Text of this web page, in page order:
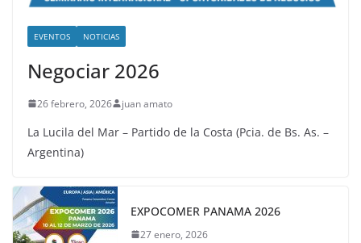
EVENTOS NOTICIAS
Negociar 2026
26 febrero, 2026 juan amato
La Lucila del Mar – Partido de la Costa (Pcia. de Bs. As. –
Argentina)
EXPOCOMER PANAMA 2026
27 enero, 2026